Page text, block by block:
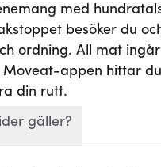
med
besöker du
ordning. All mat
Moveat-appen hittar
din rutt.
gäller?